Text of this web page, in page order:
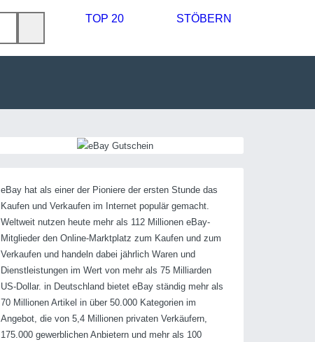
eBay hat als einer der Pioniere der ersten Stunde das
Kaufen und Verkaufen im Internet populär gemacht.
Weltweit nutzen heute mehr als 112 Millionen eBay-
Mitglieder den Online-Marktplatz zum Kaufen und zum
Verkaufen und handeln dabei jährlich Waren und
Dienstleistungen im Wert von mehr als 75 Milliarden
US-Dollar. in Deutschland bietet eBay ständig mehr als
70 Millionen Artikel in über 50.000 Kategorien im
Angebot, die von 5,4 Millionen privaten Verkäufern,
175.000 gewerblichen Anbietern und mehr als 100